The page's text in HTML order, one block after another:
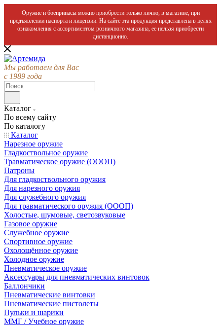
Оружие и боеприпасы можно приобрести только лично, в магазине, при
предъявлении паспорта и лицензии. На сайте эта продукция представлена в целях
ознакомления с ассортиментом розничного магазина, ее нельзя приобрести
дистанционно.
Мы работаем для Вас
с 1989 года
Каталог
По всему сайту
По каталогу
Каталог
Нарезное оружие
Гладкоствольное оружие
Травматическое оружие (ОООП)
Патроны
Для гладкоствольного оружия
Для нарезного оружия
Для служебного оружия
Для травматического оружия (ОООП)
Холостые, шумовые, светозвуковые
Газовое оружие
Служебное оружие
Спортивное оружие
Охолощённое оружие
Холодное оружие
Пневматическое оружие
Аксессуары для пневматических винтовок
Баллончики
Пневматические винтовки
Пневматические пистолеты
Пульки и шарики
ММГ / Учебное оружие